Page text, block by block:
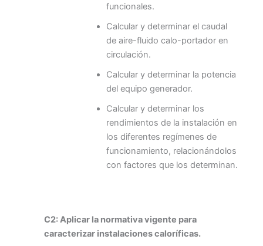
funcionales.
Calcular y determinar el caudal
de aire-fluido calo-portador en
circulación.
Calcular y determinar la potencia
del equipo generador.
Calcular y determinar los
rendimientos de la instalación en
los diferentes regímenes de
funcionamiento, relacionándolos
con factores que los determinan.
C2: Aplicar la normativa vigente para
caracterizar instalaciones caloríficas.